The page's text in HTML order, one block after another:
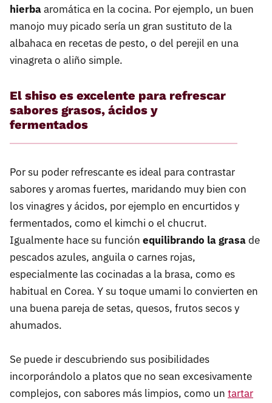
hierbaaromática en la cocina. Por ejemplo, un buen
manojo muy picado sería un gran sustituto de la
albahaca en recetas de pesto, o del perejil en una
vinagreta o aliño simple.
El shiso es excelente para refrescar
sabores grasos, ácidos y
fermentados
Por su poder refrescante es ideal para contrastar
sabores y aromas fuertes, maridando muy bien con
los vinagres y ácidos, por ejemplo en encurtidos y
fermentados, como el kimchi o el chucrut.
Igualmente hace su función equilibrando la grasade
pescados azules, anguila o carnes rojas,
especialmente las cocinadas a la brasa, como es
habitual en Corea. Y su toque umami lo convierten en
una buena pareja de setas, quesos, frutos secos y
ahumados.
Se puede ir descubriendo sus posibilidades
incorporándolo a platos que no sean excesivamente
complejos, con sabores más limpios, como un tartar